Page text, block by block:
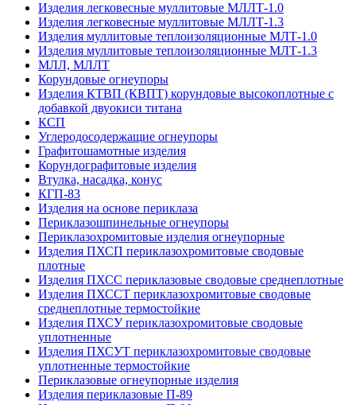
Изделия легковесные муллитовые МЛЛТ-1.0
Изделия легковесные муллитовые МЛЛТ-1.3
Изделия муллитовые теплоизоляционные МЛТ-1.0
Изделия муллитовые теплоизоляционные МЛТ-1.3
МЛЛ, МЛЛТ
Корундовые огнеупоры
Изделия КТВП (КВПТ) корундовые высокоплотные с
добавкой двуокиси титана
КСП
Углеродо­содержащие огнеупоры
Графитошамотные изделия
Корундографитовые изделия
Втулка, насадка, конус
КГП-83
Изделия на основе периклаза
Периклазошпинельные огнеупоры
Периклазохромитовые изделия огнеупорные
Изделия ПХСП периклазохромитовые сводовые
плотные
Изделия ПХСС периклазовые сводовые среднеплотные
Изделия ПХССТ периклазохромитовые сводовые
среднеплотные термостойкие
Изделия ПХСУ периклазохромитовые сводовые
уплотненные
Изделия ПХСУТ периклазохромитовые сводовые
уплотненные термостойкие
Периклазовые огнеупорные изделия
Изделия периклазовые П-89